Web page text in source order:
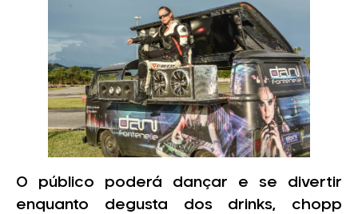
O público poderá dançar e se divertir
enquanto degusta dos drinks, chopp